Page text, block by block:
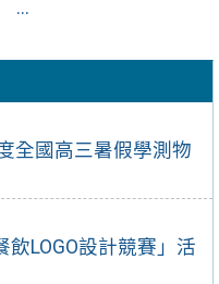
全國高三暑假學測物
LOGO設計競賽」活
...